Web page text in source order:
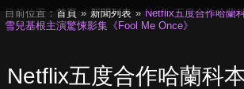
目前位置： 首頁 新聞列表
Netflix五度合作哈蘭
雪兒基根主演驚悚影集《Fool Me Once》
Netflix五度合作哈蘭科